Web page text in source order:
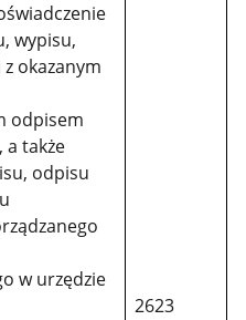
wypisu,
okazanym
odpisem
także
odpisu
w urzędzie
2623